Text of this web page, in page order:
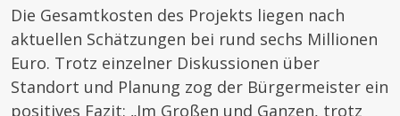
Die Gesamtkosten des Projekts liegen nach
aktuellen Schätzungen bei rund sechs Millionen
Euro. Trotz einzelner Diskussionen über
Standort und Planung zog der Bürgermeister ein
positives Fazit: „Im Großen und Ganzen, trotz